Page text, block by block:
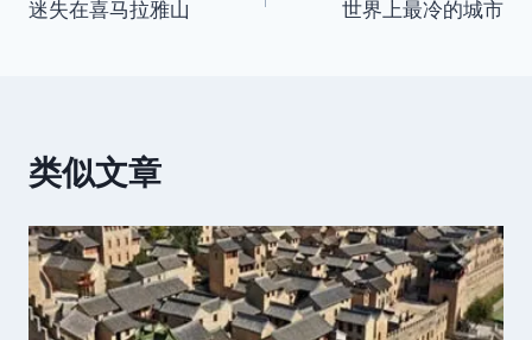
章
迷失在喜马拉雅山 世界上最冷的城市
类似文章